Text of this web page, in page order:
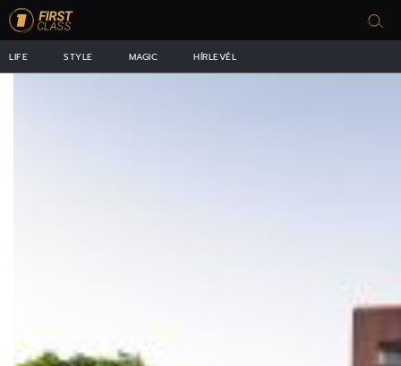
LIFE STYLE MAGIC HÍRLEVÉL